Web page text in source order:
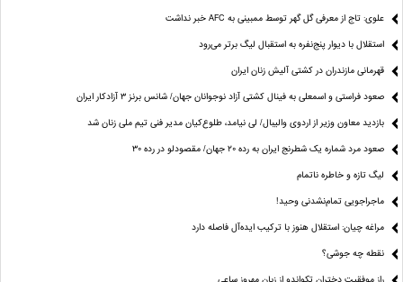
علوی: تاج از معرفی گل گهر توسط ممبینی به AFC خبر نداشت
استقلال با دیوار پنج‌نفره به استقبال لیگ برتر می‌رود
قهرمانی مازندران در کشتی آلیش زنان ایران
صعود فراستی و اسمعلی به فینال کشتی آزاد نوجوانان جهان/ شانس برنز ۳ آزادکار ایران
بازدید معاون وزیر از اردوی والیبال/ لی نیامد، طلوع‌کیان مدیر فنی تیم ملی زنان شد
صعود مرد شماره یک شطرنج ایران به رده ۲۰ جهان/ مقصودلو در رده ۳۰
لیگ تازه و خاطره ناتمام
ماجراجویی تمام‌نشدنی وحید!
مراغه چیان: استقلال هنوز با ترکیب ایده‌آل فاصله دارد
نقطه چه جوشی؟